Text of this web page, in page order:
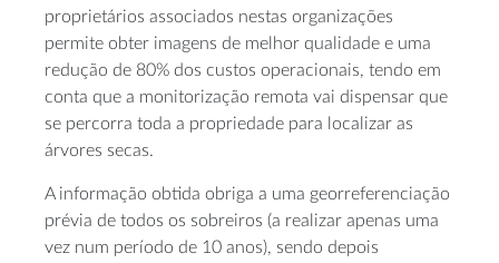
proprietários associados nestas organizações
permite obter imagens de melhor qualidade e uma
redução de 80% dos custos operacionais, tendo em
conta que a monitorização remota vai dispensar que
se percorra toda a propriedade para localizar as
árvores secas.
A informação obtida obriga a uma georreferenciação
prévia de todos os sobreiros (a realizar apenas uma
vez num período de 10 anos), sendo depois